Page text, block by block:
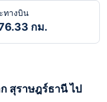
ทางบิน
กม.
สุราษฎร์ธานี ไป